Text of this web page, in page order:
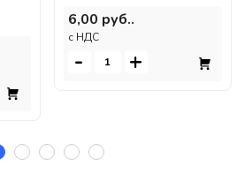
6,00 руб..
c НДС
- +